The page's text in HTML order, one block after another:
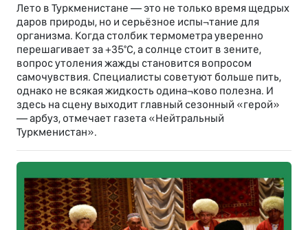
Лето в Туркменистане — это не только время щедрых
даров природы, но и серьёзное испы¬тание для
организма. Когда столбик термометра уверенно
перешагивает за +35°С, а солнце стоит в зените,
вопрос утоления жажды становится вопросом
самочувствия. Специалисты советуют больше пить,
однако не всякая жидкость одина¬ково полезна. И
здесь на сцену выходит главный сезонный «герой»
— арбуз, отмечает газета «Нейтральный
Туркменистан».